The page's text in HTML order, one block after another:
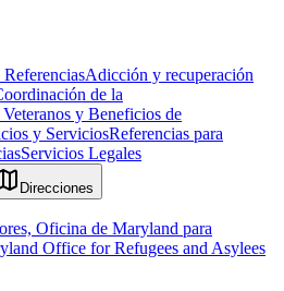
Adicción y recuperación
de la
y Beneficios de
y ServiciosReferencias para
Servicios Legales
Direcciones
Oficina de Maryland para
Office for Refugees and Asylees